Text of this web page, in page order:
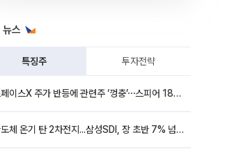
뉴스
특징주 투자전략
스페이스X 주가 반등에 관련주 ‘껑충’⋯스피어 18%ㆍ에이치브이엠 12%↑
반도체 온기 탄 2차전지...삼성SDI, 장 초반 7% 넘게 껑충